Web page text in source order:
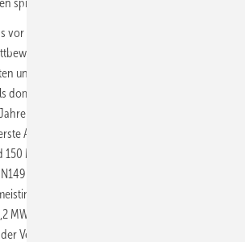
vor allem diejenigen Anlagenbetreiber nun
um die Anlagen mit den geringsten
und der besten Erzeugungsauslastung als
dominierende Anlagegröße vermarktet hatten.
später Vestas hatten vor rund fünf und vor
Anlagen mit 4,5 und danach mit mehr als 5
Meter Rotordurchmesser in den Verkauf
in ihren Leistungsvarianten von 4 bis 5,7
Anlage bei 88 Netzanschlüssen.
MW Nennleistung folgt mit 70
Vestas-Anlage V150 mit 59. Ganz